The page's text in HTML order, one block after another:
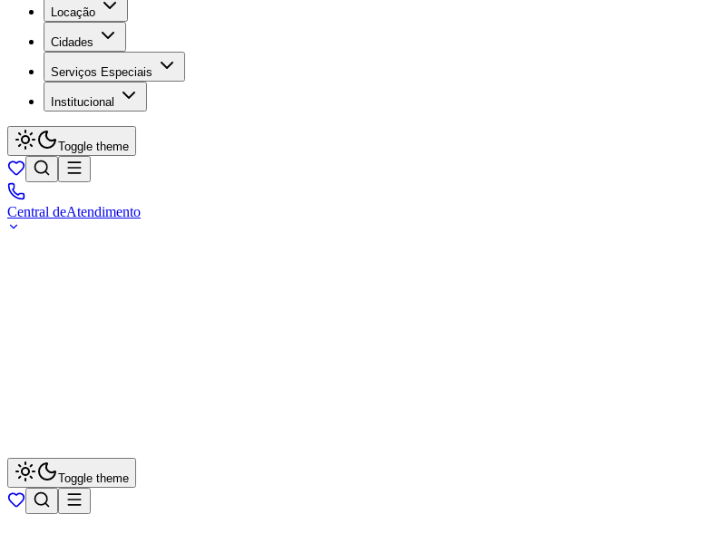
Locação
Cidades
Serviços Especiais
Institucional
Toggle theme
Central deAtendimento
Toggle theme